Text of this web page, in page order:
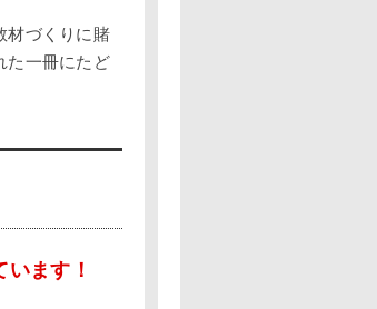
材づくりに賭
た一冊にたど
ます！